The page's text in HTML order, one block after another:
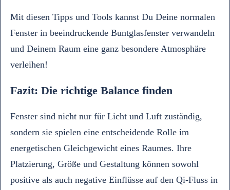
Mit diesen Tipps und Tools kannst Du Deine normalen
Fenster in beeindruckende Buntglasfenster verwandeln
und Deinem Raum eine ganz besondere Atmosphäre
verleihen!
Fazit: Die richtige Balance finden
Fenster sind nicht nur für Licht und Luft zuständig,
sondern sie spielen eine entscheidende Rolle im
energetischen Gleichgewicht eines Raumes. Ihre
Platzierung, Größe und Gestaltung können sowohl
positive als auch negative Einflüsse auf den Qi-Fluss in